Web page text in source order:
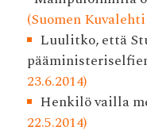
(Suomen Kuvalehti
Luulitko, että
23.6.2014)
Henkilö vailla
22.5.2014)